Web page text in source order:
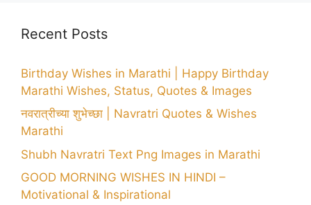
Recent Posts
Birthday Wishes in Marathi | Happy Birthday
Marathi Wishes, Status, Quotes & Images
नवरात्रीच्या शुभेच्छा | Navratri Quotes & Wishes
Marathi
Shubh Navratri Text Png Images in Marathi
GOOD MORNING WISHES IN HINDI –
Motivational & Inspirational